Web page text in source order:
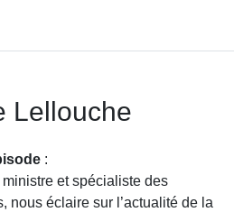
Lellouche
:
et spécialiste des
nous éclaire sur l’actualité de la